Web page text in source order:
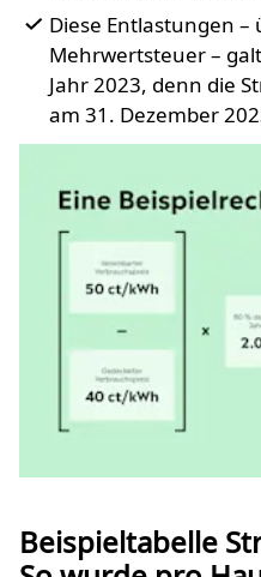
Diese Entlastungen
Mehrwertsteuer –
Jahr 2023, denn die
am 31. Dezember
Beispieltabelle